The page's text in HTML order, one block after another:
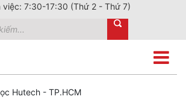
việc: 7:30-17:30 (Thứ 2 - Thứ 7)
Hutech - TP.HCM